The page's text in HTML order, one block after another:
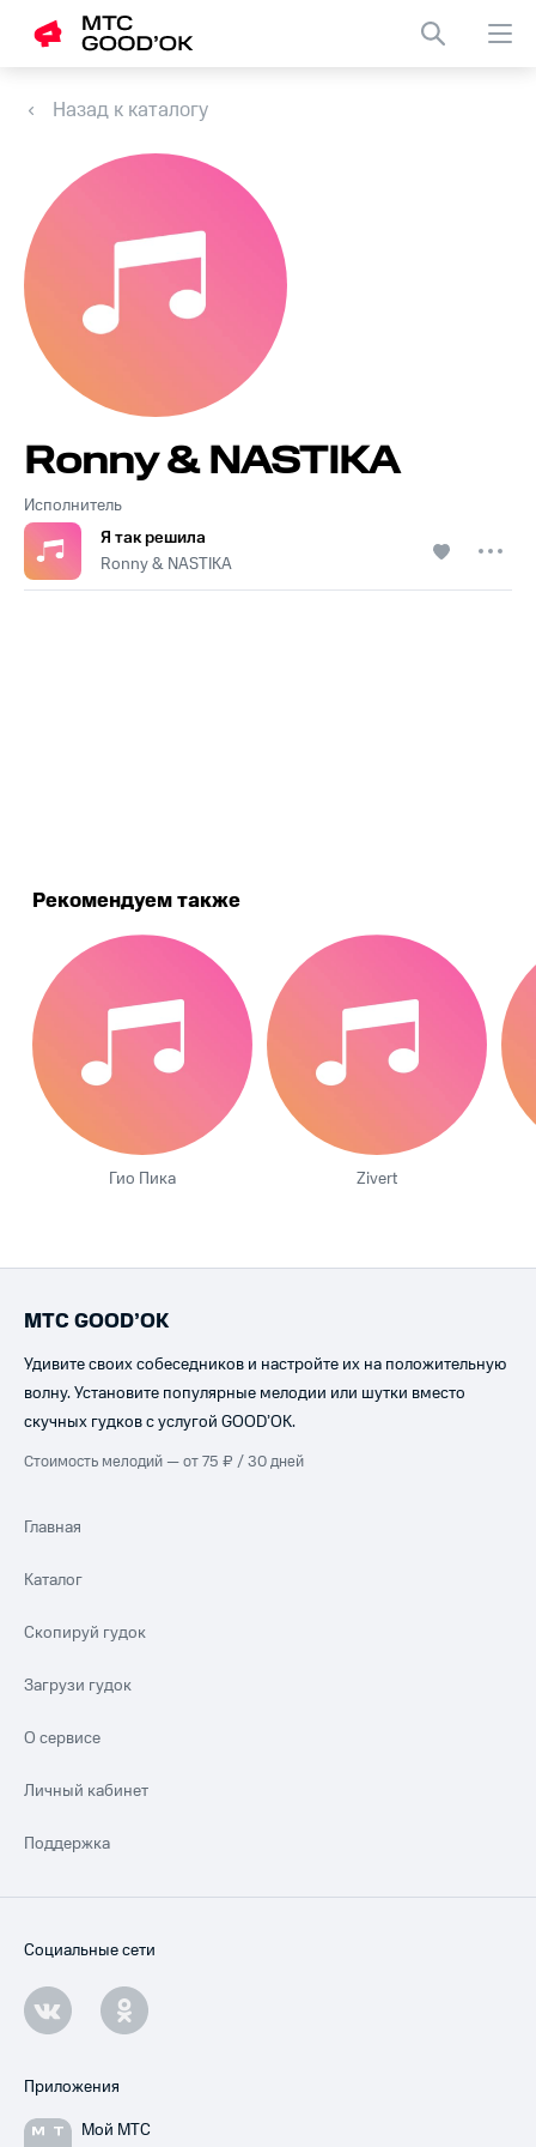
Назад к каталогу
Исполнитель
Ronny & NASTIKA
Я так решила
Ronny & NASTIKA
Рекомендуем также
Гио Пика Zivert
МТС GOOD’OK
Удивите своих собеседников и настройте их на положительную
волну. Установите популярные мелодии или шутки вместо
скучных гудков с услугой GOOD’OK.
Стоимость мелодий — от 75 ₽ / 30 дней
Главная
Каталог
Скопируй гудок
Загрузи гудок
О сервисе
Личный кабинет
Поддержка
Социальные сети
Приложения
Мой МТС